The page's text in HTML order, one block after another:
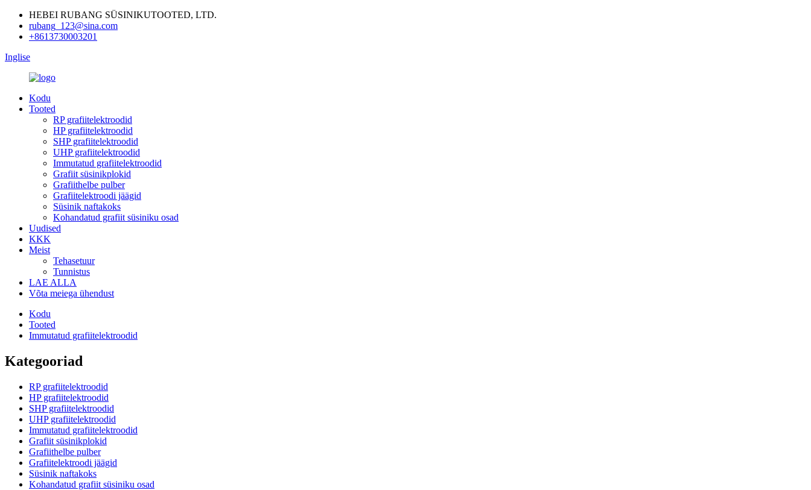
HEBEI RUBANG SÜSINIKUTOOTED, LTD.
rubang_123@sina.com
+8613730003201
Inglise
Kodu
Tooted
RP grafiitelektroodid
HP grafiitelektroodid
SHP grafiitelektroodid
UHP grafiitelektroodid
Immutatud grafiitelektroodid
Grafiit süsinikplokid
Grafiithelbe pulber
Grafiitelektroodi jäägid
Süsinik naftakoks
Kohandatud grafiit süsiniku osad
Uudised
KKK
Meist
Tehasetuur
Tunnistus
LAE ALLA
Võta meiega ühendust
Kodu
Tooted
Immutatud grafiitelektroodid
Kategooriad
RP grafiitelektroodid
HP grafiitelektroodid
SHP grafiitelektroodid
UHP grafiitelektroodid
Immutatud grafiitelektroodid
Grafiit süsinikplokid
Grafiithelbe pulber
Grafiitelektroodi jäägid
Süsinik naftakoks
Kohandatud grafiit süsiniku osad